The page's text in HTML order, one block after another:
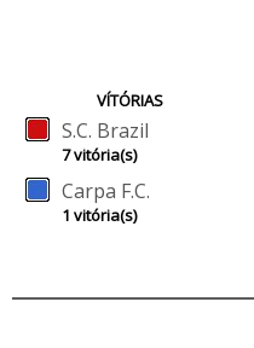
VÍTÓRIAS
S.C. Brazil
7 vitória(s)
Carpa F.C.
1 vitória(s)